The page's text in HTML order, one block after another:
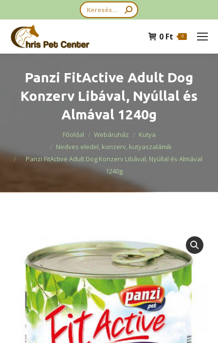
Search:
0 Ft 0
Panzi FitActive Adult Dog
Konzerv Libával, Nyúllal és
Almával 1240g
Főoldal Webáruház
Kutya
Nedves eledel, konzerv, kutyaszalámik
Panzi FitActive Adult Dog Konzerv Libával, Nyúllal és Almával
1240g